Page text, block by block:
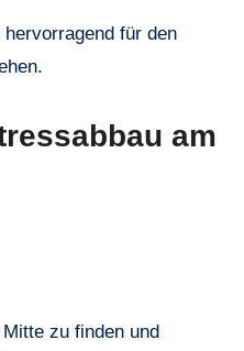
für den
am
zu finden und